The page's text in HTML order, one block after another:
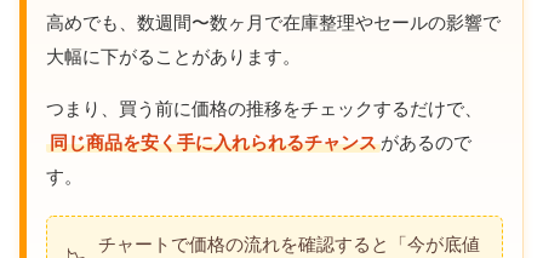
高めでも、数週間〜数ヶ月で在庫整理やセールの影響で
大幅に下がることがあります。
つまり、買う前に価格の推移をチェックするだけで、
同じ商品を安く手に入れられるチャンス があるので
す。
チャートで価格の流れを確認すると「今が底値